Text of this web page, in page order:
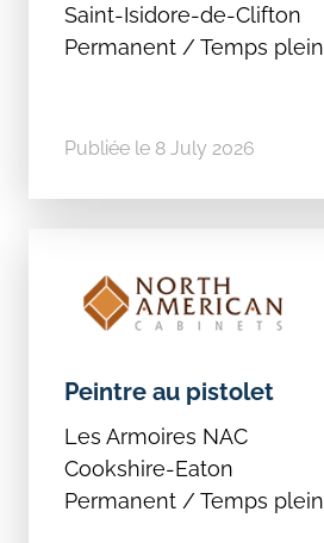
Saint-Isidore-de-Clifton
Permanent / Temps plein
Publiée le 8 July 2026
Peintre au pistolet
Les Armoires NAC
Cookshire-Eaton
Permanent / Temps plein